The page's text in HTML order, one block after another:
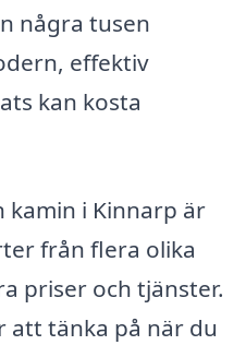
några tusen
effektiv
kan kosta
kamin i Kinnarp är
från flera olika
priser och tjänster.
att tänka på när du